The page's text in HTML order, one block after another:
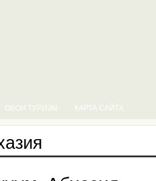
ОБОИ ТУРИЗМ КАРТА САЙТА